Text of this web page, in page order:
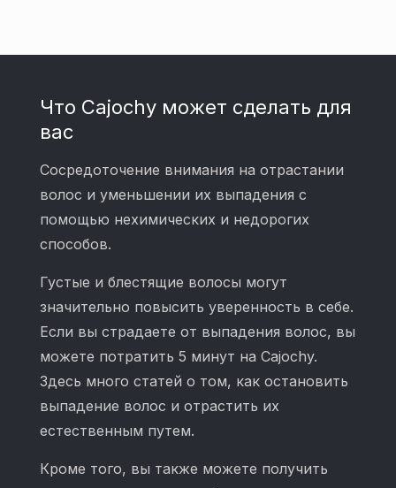
Что Cajochy может сделать для
вас
Сосредоточение внимания на отрастании
волос и уменьшении их выпадения с
помощью нехимических и недорогих
способов.
Густые и блестящие волосы могут
значительно повысить уверенность в себе.
Если вы страдаете от выпадения волос, вы
можете потратить 5 минут на Cajochy.
Здесь много статей о том, как остановить
выпадение волос и отрастить их
естественным путем.
Кроме того, вы также можете получить